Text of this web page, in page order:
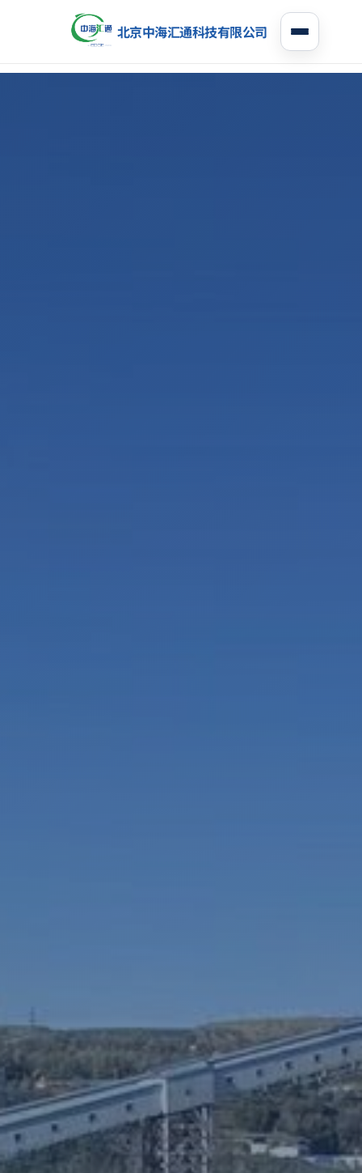
北京中海汇通科技有限公司